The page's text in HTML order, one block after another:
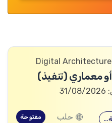
معماري (تنفيذ)
كتابة التقارير حلب مفتوحة